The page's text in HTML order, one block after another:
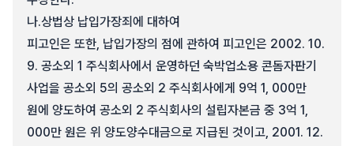
나.상법상 납입가장죄에 대하여
피고인은 또한, 납입가장의 점에 관하여 피고인은 2002. 10.
9. 공소외 1 주식회사에서 운영하던 숙박업소용 콘돔자판기
사업을 공소외 5의 공소외 2 주식회사에게 9억 1, 000만
원에 양도하여 공소외 2 주식회사의 설립자본금 중 3억 1,
000만 원은 위 양도양수대금으로 지급된 것이고, 2001. 12.